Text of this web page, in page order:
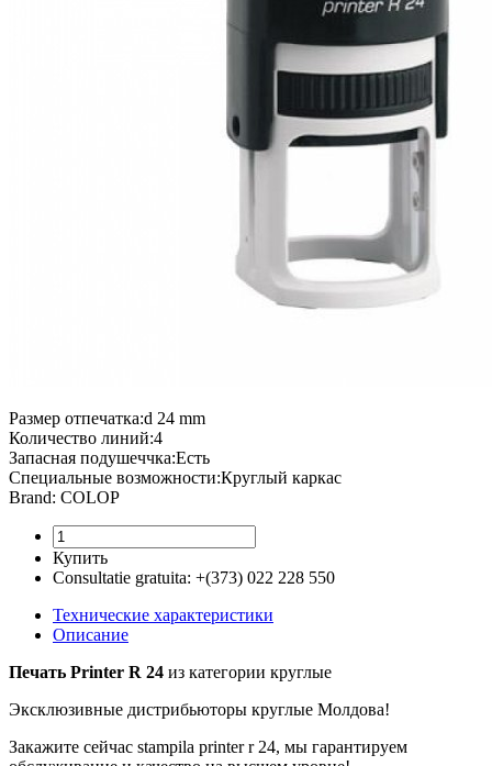
Размер отпечатка:d 24 mm
Количество линий:4
Запасная подушеччка:Есть
Специальные возможности:Круглый каркас
Brand: COLOP
Купить
Consultatie gratuita: +(373) 022 228 550
Технические характеристики
Описание
Печать Printer R 24 из категории круглые
Эксклюзивные дистрибьюторы круглые Молдова!
Закажите сейчас stampila printer r 24, мы гарантируем